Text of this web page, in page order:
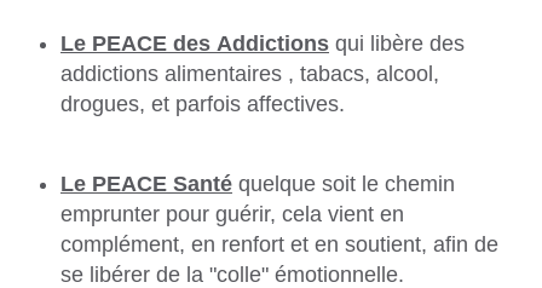
Le PEACE des Addictions qui libère des
addictions alimentaires , tabacs, alcool,
drogues, et parfois affectives.
Le PEACE Santé quelque soit le chemin
emprunter pour guérir, cela vient en
complément, en renfort et en soutient, afin de
se libérer de la "colle" émotionnelle.